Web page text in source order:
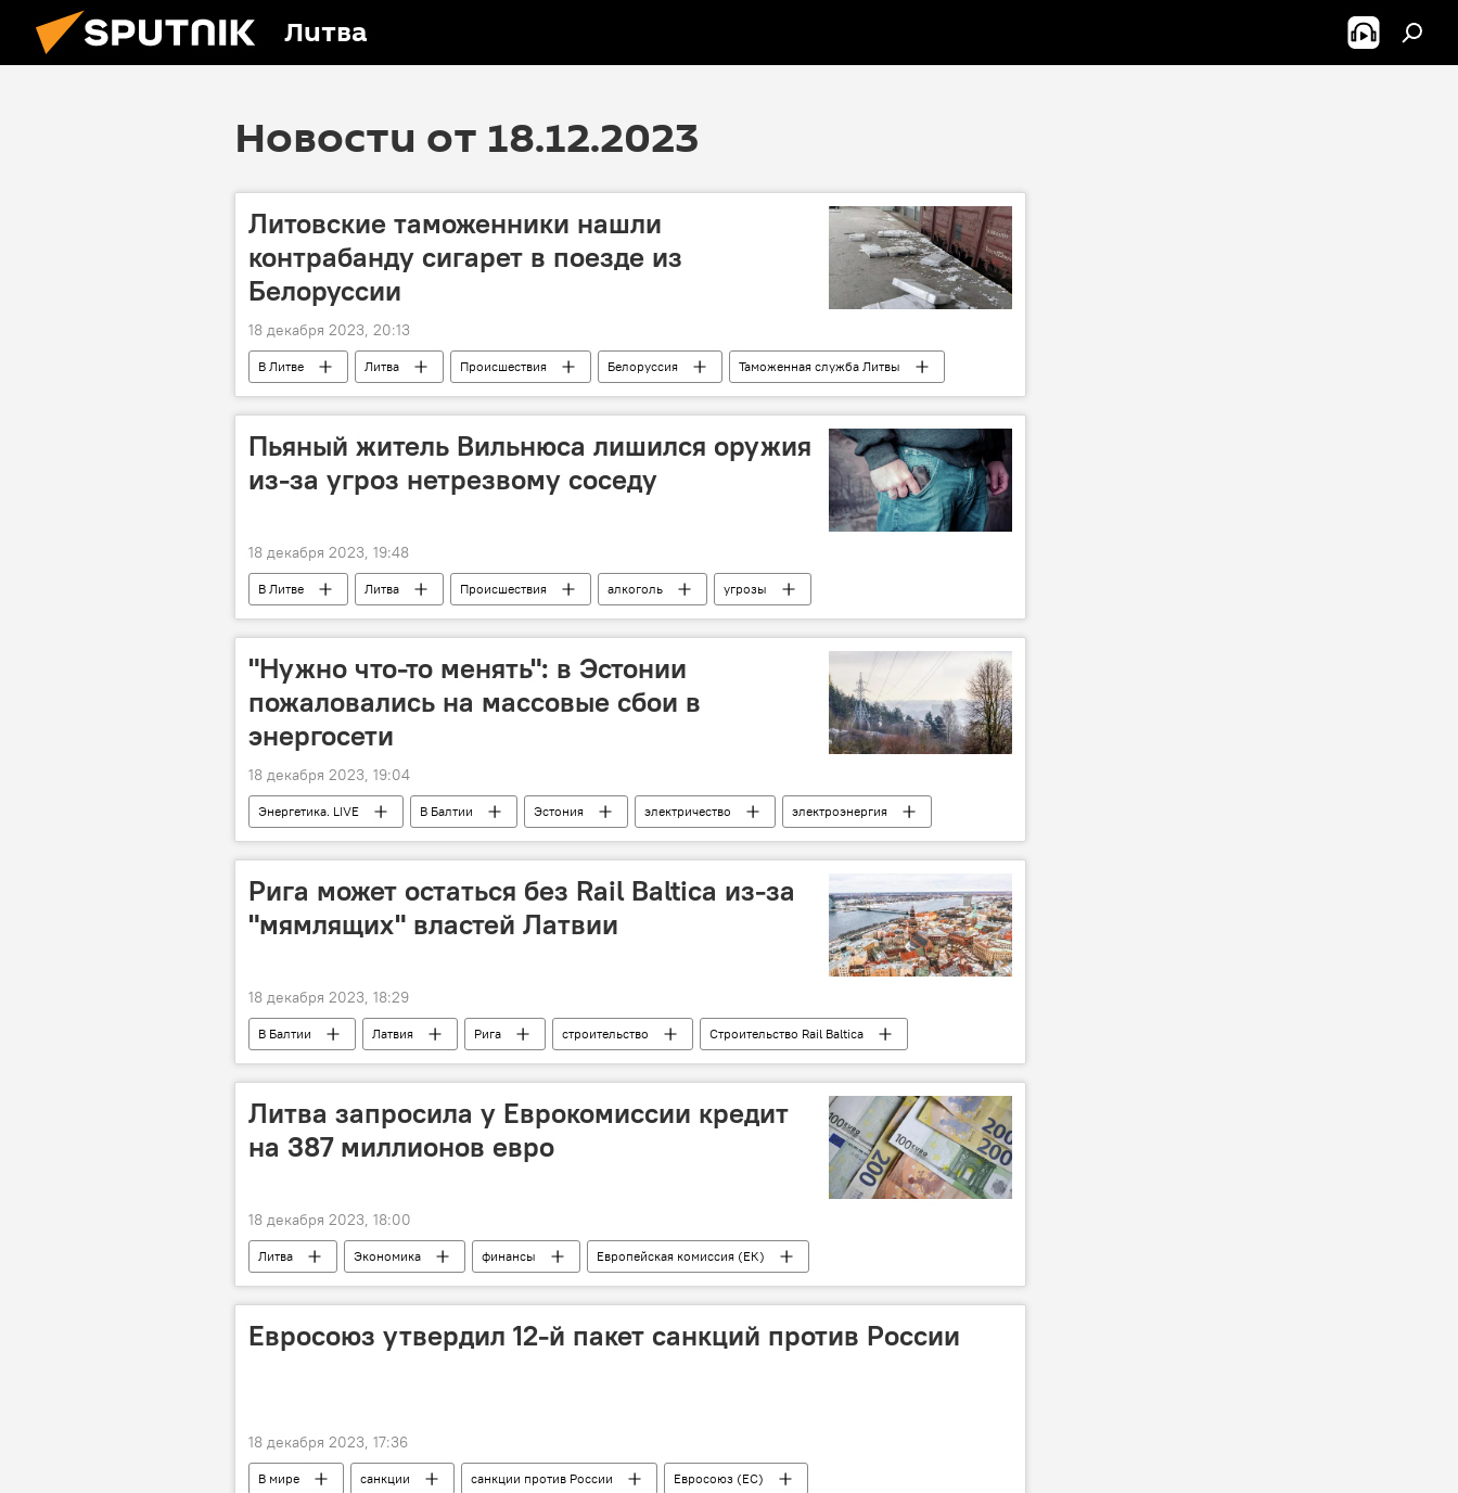
Литва
Новости от 18.12.2023
Литовские таможенники нашли
контрабанду сигарет в поезде из
Белоруссии
18 декабря 2023, 20:13
В Литве Литва Происшествия Белоруссия Таможенная служба Литвы
Пьяный житель Вильнюса лишился оружия
из-за угроз нетрезвому соседу
18 декабря 2023, 19:48
В Литве Литва Происшествия алкоголь
угрозы
полиция Литвы
Вильнюс
"Нужно что-то менять": в Эстонии
пожаловались на массовые сбои в
энергосети
18 декабря 2023, 19:04
Энергетика. LIVE В Балтии Эстония электричество
электроэнергия
энергетика
общество Общество электросети
Рига может остаться без Rail Baltica из-за
"мямлящих" властей Латвии
18 декабря 2023, 18:29
В Балтии Латвия Рига строительство
Строительство Rail Baltica
Rail Baltica
железная дорога Общество Эстония
Литва запросила у Еврокомиссии кредит
на 387 миллионов евро
18 декабря 2023, 18:00
Литва Экономика финансы
Европейская комиссия (ЕК)
Еврокомиссия (ЕК)
инвестиции кредит средства
Евросоюз (ЕС)
Евросоюз утвердил 12-й пакет санкций против России
18 декабря 2023, 17:36
В мире санкции санкции против России Евросоюз (ЕС)